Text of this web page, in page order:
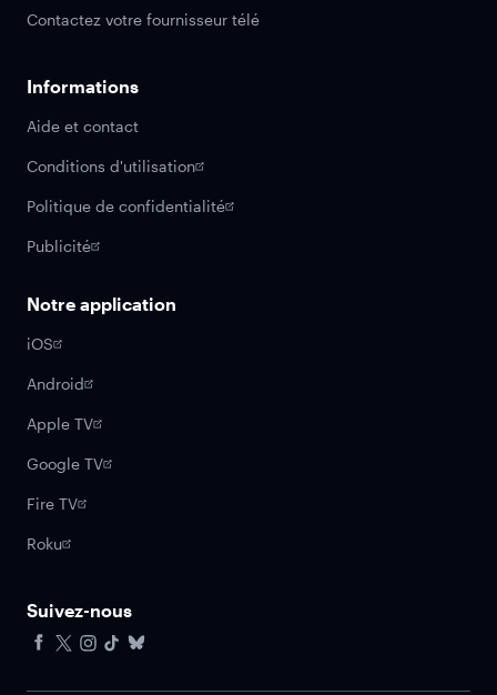
Contactez votre fournisseur télé
Informations
Aide et contact
Conditions d'utilisation
Politique de confidentialité
Publicité
Notre application
iOS
Android
Apple TV
Google TV
Fire TV
Roku
Suivez-nous